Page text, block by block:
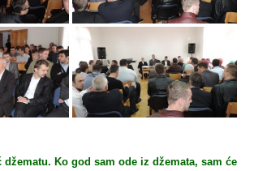
Ko god sam ode iz džemata, sam će